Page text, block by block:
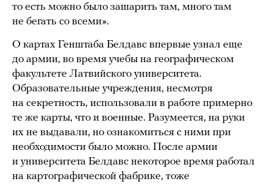
то есть можно было зашарить там, много там
не бегать со всеми».
О картах Генштаба Белдавс впервые узнал еще
до армии, во время учебы на географическом
факультете Латвийского университета.
Образовательные учреждения, несмотря
на секретность, использовали в работе примерно
те же карты, что и военные. Разумеется, на руки
их не выдавали, но ознакомиться с ними при
необходимости было можно. После армии
и университета Белдавс некоторое время работал
на картографической фабрике, тоже